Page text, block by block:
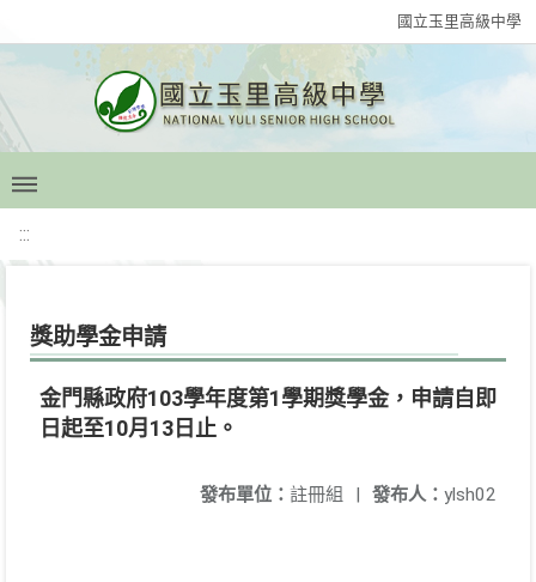
國立玉里高級中學
:::
獎助學金申請
金門縣政府103學年度第1學期獎學金，申請自即
日起至10月13日止。
發布人： ylsh02
發布單位： 註冊組 |